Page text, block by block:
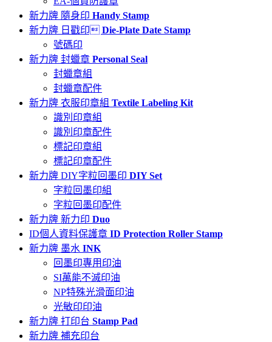
新力牌 隨身印 Handy Stamp
新力牌 日戳印 Die-Plate Date Stamp
號碼印
新力牌 封蠟章 Personal Seal
封蠟章組
封蠟章配件
新力牌 衣服印章組 Textile Labeling Kit
識別印章組
識別印章配件
標記印章組
標記印章配件
新力牌 DIY字粒回墨印 DIY Set
字粒回墨印組
字粒回墨印配件
新力牌 新力印 Duo
ID個人資料保護章 ID Protection Roller Stamp
新力牌 墨水 INK
回墨印專用印油
SI萬能不滅印油
NP特殊光滑面印油
光敏印印油
新力牌 打印台 Stamp Pad
新力牌 補充印台